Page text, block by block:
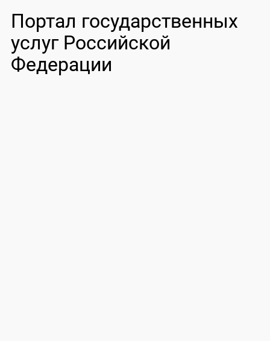
Портал государственных
услуг Российской
Федерации